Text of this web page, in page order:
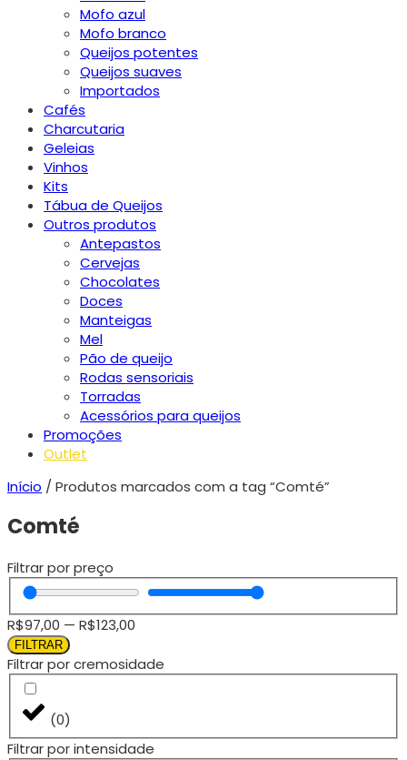
Mofo azul
Mofo branco
Queijos potentes
Queijos suaves
Importados
Cafés
Charcutaria
Geleias
Vinhos
Kits
Tábua de Queijos
Outros produtos
Antepastos
Cervejas
Chocolates
Doces
Manteigas
Mel
Pão de queijo
Rodas sensoriais
Torradas
Acessórios para queijos
Promoções
Outlet
Início / Produtos marcados com a tag “Comté”
Comté
Filtrar por preço
R$97,00 — R$123,00
FILTRAR
Filtrar por cremosidade
(0)
Filtrar por intensidade